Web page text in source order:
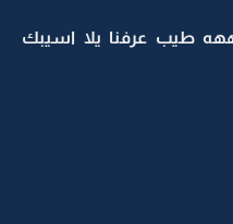
عرفنا يلا اسيبك